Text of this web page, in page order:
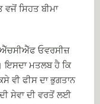
ਸਿਹਤ ਬੀਮਾ
ਐੱਚਸੀਐੱਫ ਓਵਰਸੀਜ਼
ਮਤਲਬ ਹੈ ਕਿ
ਵੀ ਫੀਸ ਦਾ ਭੁਗਤਾਨ
ਸੇਵਾ ਦੀ ਵਰਤੋਂ ਲਈ